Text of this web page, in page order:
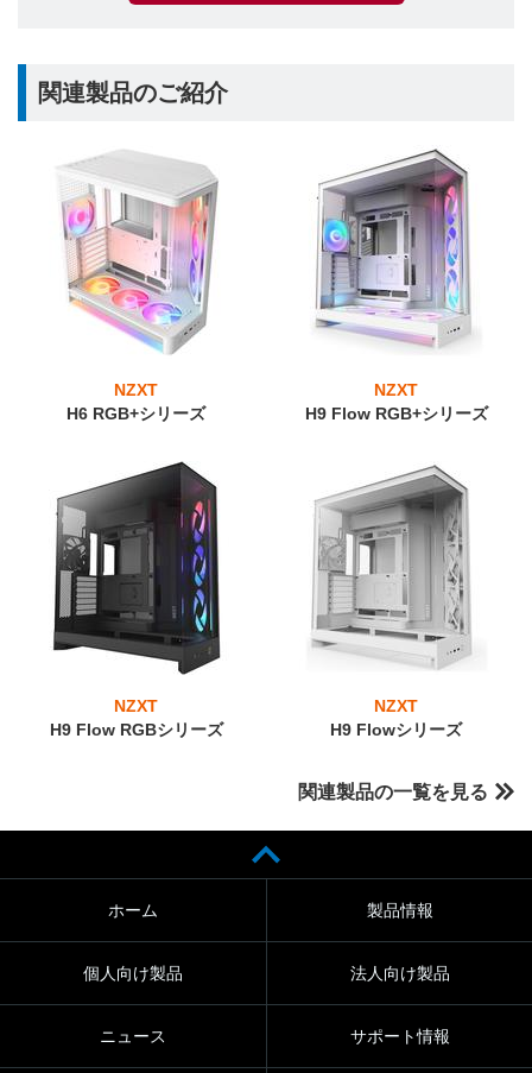
関連製品のご紹介
NZXT
H6 RGB+シリーズ
NZXT
H9 Flow RGB+シリーズ
NZXT
H9 Flow RGBシリーズ
NZXT
H9 Flowシリーズ
関連製品の一覧を見る
ホーム 製品情報
個人向け製品 法人向け製品
ニュース サポート情報